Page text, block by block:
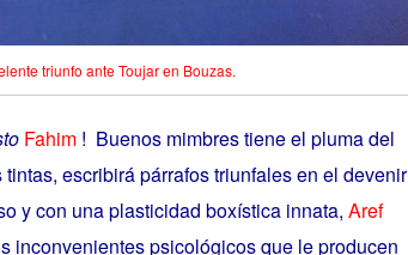
triunfo ante Toujar en Bouzas.
Fahim! Buenos mimbres tiene el pluma del
escribirá párrafos triunfales en el devenir
y con una plasticidad boxística innata, Aref
inconvenientes psicológicos que le producen